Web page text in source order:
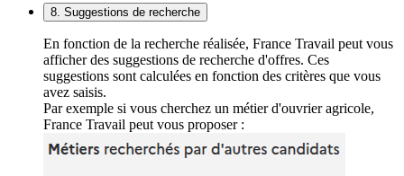
8. Suggestions de recherche
En fonction de la recherche réalisée, France Travail peut vous
afficher des suggestions de recherche d'offres. Ces
suggestions sont calculées en fonction des critères que vous
avez saisis.
Par exemple si vous cherchez un métier d'ouvrier agricole,
France Travail peut vous proposer :